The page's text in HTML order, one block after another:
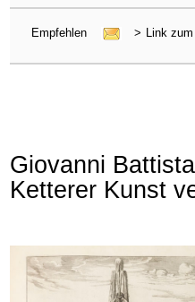
Empfehlen > Link
Giovanni
Ketterer Kunst